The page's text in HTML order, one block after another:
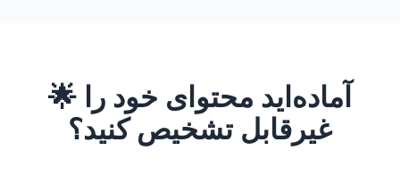
🌟 آماده‌اید محتوای خود را
غیرقابل تشخیص کنید؟